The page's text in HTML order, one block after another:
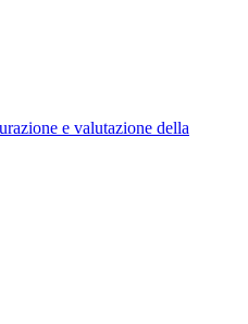
e valutazione della